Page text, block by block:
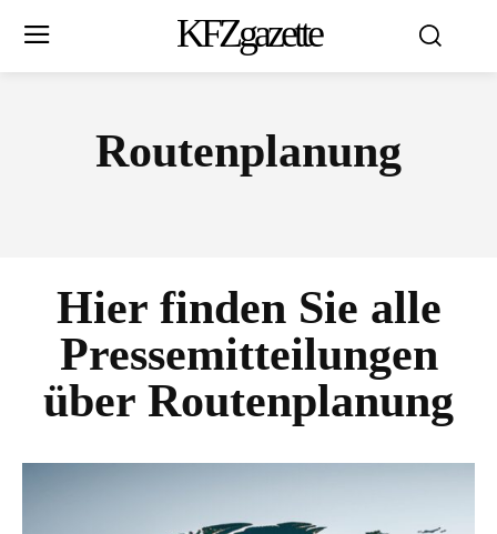
KFZgazette
Routenplanung
Hier finden Sie alle
Pressemitteilungen
über Routenplanung